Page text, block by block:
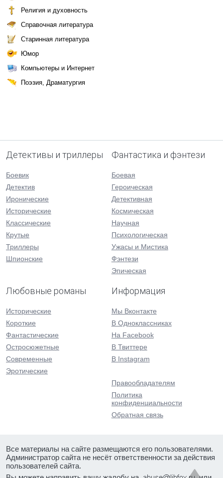
Религия и духовность
Справочная литература
Старинная литература
Юмор
Компьютеры и Интернет
Поэзия, Драматургия
Детективы и триллеры
Боевик
Детектив
Иронические
Исторические
Классические
Крутые
Триллеры
Шпионские
Фантастика и фэнтези
Боевая
Героическая
Детективная
Космическая
Научная
Психологическая
Ужасы и Мистика
Фэнтези
Эпическая
Любовные романы
Исторические
Короткие
Фантастические
Остросюжетные
Современные
Эротические
Информация
Мы Вконтакте
В Одноклассниках
На Facebook
В Твиттере
В Instagram
Правообладателям
Политика
конфиденциальности
Обратная связь
Все материалы на сайте размещаются его пользователями.
Администратор сайта не несёт ответственности за действия
пользователей сайта.